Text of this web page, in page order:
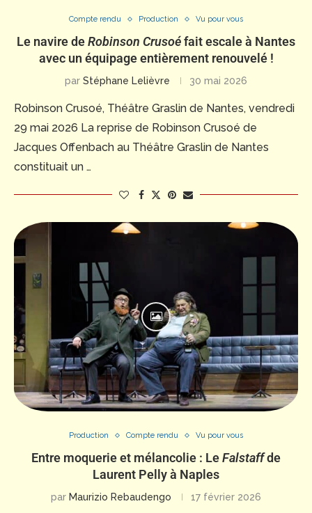
Compte rendu Production Vu pour vous
Le navire deRobinson Crusoéfait escale à Nantes
avec un équipage entièrement renouvelé !
par Stéphane Lelièvre 30 mai 2026
Robinson Crusoé, Théâtre Graslin de Nantes, vendredi
29 mai 2026 La reprise de Robinson Crusoé de
Jacques Offenbach au Théâtre Graslin de Nantes
constituait un …
Production Compte rendu Vu pour vous
Entre moquerie et mélancolie : LeFalstaffde
Laurent Pelly à Naples
par Maurizio Rebaudengo 17 février 2026